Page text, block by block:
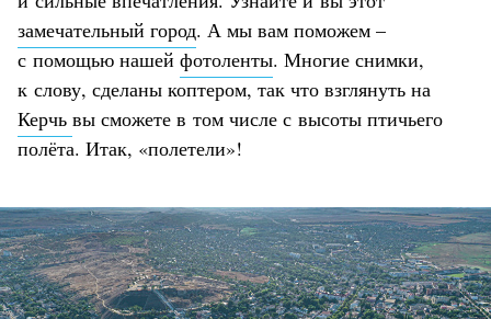
замечательный город. А мы вам поможем –
с помощью нашей фотоленты. Многие снимки,
к слову, сделаны коптером, так что взглянуть на
Керчь вы сможете в том числе с высоты птичьего
полёта. Итак, «полетели»!